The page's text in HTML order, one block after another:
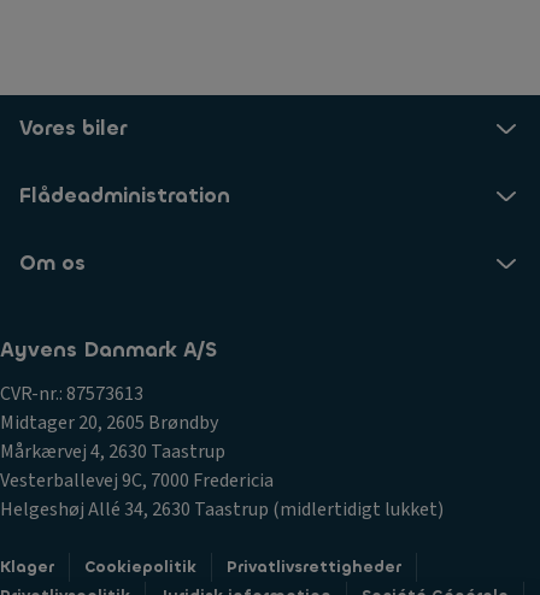
Vores biler
Flådeadministration
Om os
Ayvens Danmark A/S
CVR-nr.: 87573613
Midtager 20, 2605 Brøndby
Mårkærvej 4, 2630 Taastrup
Vesterballevej 9C, 7000 Fredericia
Helgeshøj Allé 34, 2630 Taastrup (midlertidigt lukket)
Klager Cookiepolitik
Privatlivsrettigheder